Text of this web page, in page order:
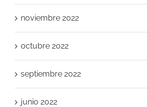
noviembre 2022
octubre 2022
septiembre 2022
junio 2022